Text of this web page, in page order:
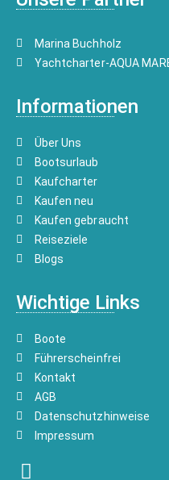
Marina Buchholz
Yachtcharter-AQUA
Informationen
Über Uns
Bootsurlaub
Kaufcharter
Kaufen neu
Kaufen gebraucht
Reiseziele
Blogs
Wichtige Links
Boote
Führerscheinfrei
Kontakt
AGB
Datenschutzhinweise
Impressum